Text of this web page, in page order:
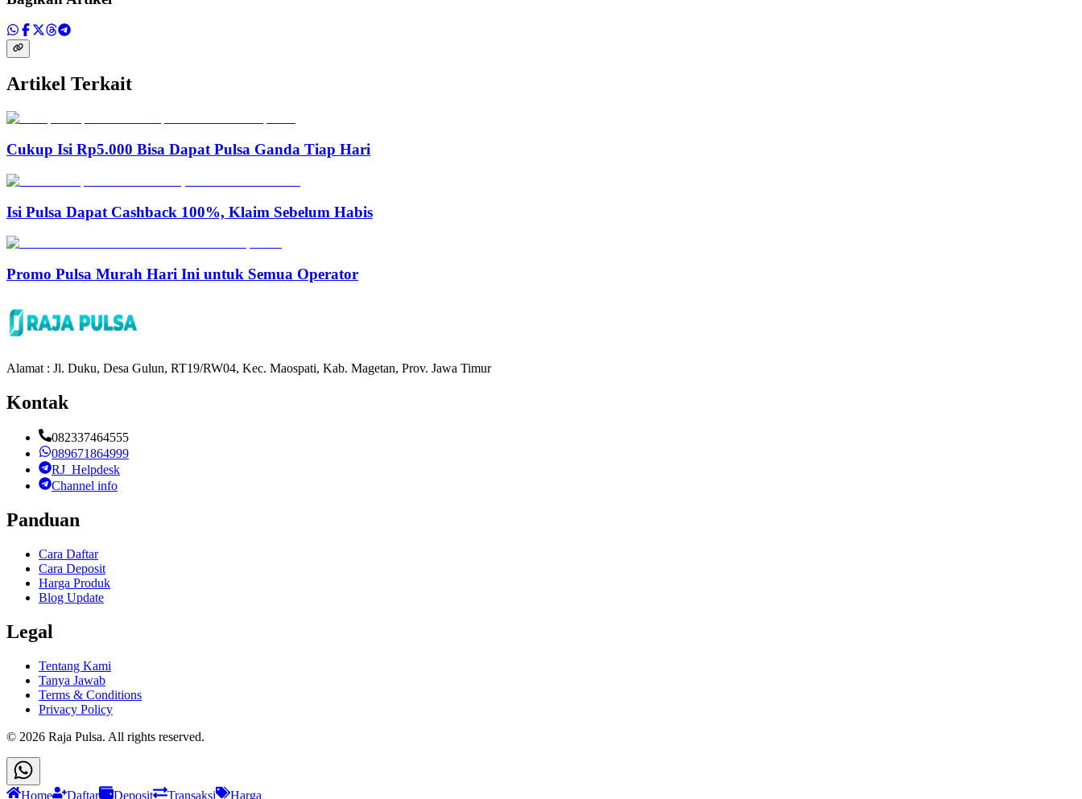
Artikel Terkait
Cukup Isi Rp5.000 Bisa Dapat Pulsa Ganda Tiap Hari
Isi Pulsa Dapat Cashback 100%, Klaim Sebelum Habis
Promo Pulsa Murah Hari Ini untuk Semua Operator
Alamat : Jl. Duku, Desa Gulun, RT19/RW04, Kec. Maospati, Kab. Magetan, Prov. Jawa Timur
Kontak
082337464555
089671864999
RJ_Helpdesk
Channel info
Panduan
Cara Daftar
Cara Deposit
Harga Produk
Blog Update
Legal
Tentang Kami
Tanya Jawab
Terms & Conditions
Privacy Policy
© 2026 Raja Pulsa. All rights reserved.
Home Daftar Deposit Transaksi Harga